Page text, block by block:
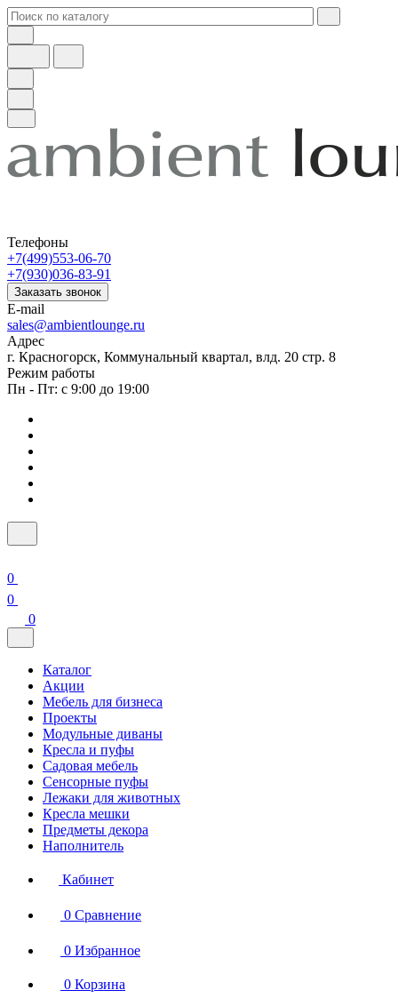
Телефоны
+7(499)553-06-70
+7(930)036-83-91
Заказать звонок
E-mail
sales@ambientlounge.ru
Адрес
г. Красногорск, Коммунальный квартал, влд. 20 стр. 8
Режим работы
Пн - Пт: с 9:00 до 19:00
0
0
0
Каталог
Акции
Мебель для бизнеса
Проекты
Модульные диваны
Кресла и пуфы
Садовая мебель
Сенсорные пуфы
Лежаки для животных
Кресла мешки
Предметы декора
Наполнитель
Кабинет
0 Сравнение
0 Избранное
0 Корзина